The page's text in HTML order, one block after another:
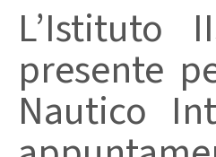
L’Istituto
presente
Nautico